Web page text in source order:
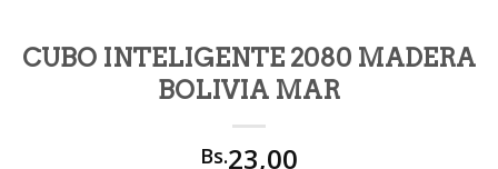
CUBO INTELIGENTE 2080 MADERA
BOLIVIA MAR
Bs.23,00